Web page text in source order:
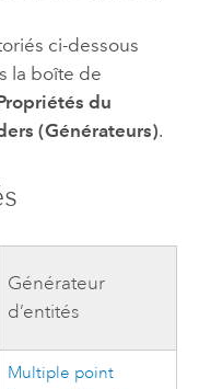
ci-dessous
la boîte de
du
(Générateurs).
Générateur
d’entités
Multiple point